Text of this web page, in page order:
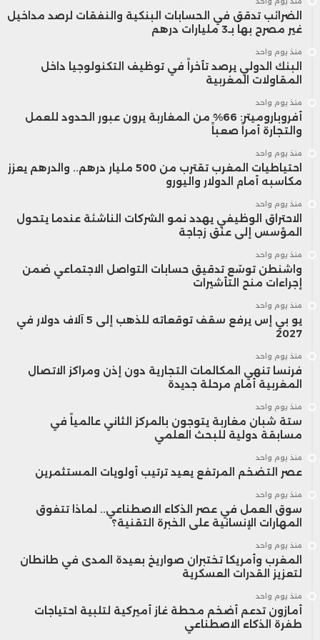
بشكل فوري، فإن استمرار إعادة توجيه الرحلات
بعيدًا عن مناطق النزاع سيزيد الضغط على
ميزانيات الشركات.
بعض الشركات قد تختار تحمل العبء للحفاظ
للمستهلك عبر رفع الأسعار.
أعربت شركة “لوفتهانزا” عن مخاوفها من
احتمال الاضطرار إلى التوقف للتزود بالوقود أو
تبديل الطواقم في حال امتدت مناطق الحظر
الجوي، ما قد يؤدي إلى مزيد من التعقيدات.
ومالياً، تراجعت أسهم كبرى شركات الطيران
الأمريكية بشكل ملحوظ خلال الفترة الممتدة
من 12 إلى 17 يونيو، حيث خسر سهم “جيت بلو”
انخفض سهم “دلتا” 3.2% و”أمريكان إيرلاينز”
3.1%.
في ظل هذه التطورات، تجد شركات الطيران
نفسها أمام واقع جديد يتطلب تخطيطًا أكثر
مرونة وتكلفة، في انتظار عودة الاستقرار إلى
واحد من أهم المعابر الجوية في العالم.
الضرائب تدقق في الحسابات البنكية والنفقات لرصد مداخيل
غير مصرح بها بـ3 مليارات درهم
منذ يوم واحد
البنك الدولي يرصد تأخراً في توظيف التكنولوجيا داخل
المقاولات المغربية
منذ يوم واحد
أفروباروميتر: 66% من المغاربة يرون عبور الحدود للعمل
والتجارة أمراً صعباً
منذ يوم واحد
احتياطيات المغرب تقترب من 500 مليار درهم.. والدرهم يعزز
مكاسبه أمام الدولار واليورو
منذ يوم واحد
الاحتراق الوظيفي يهدد نمو الشركات الناشئة عندما يتحول
المؤسس إلى عنق زجاجة
منذ يوم واحد
واشنطن توسّع تدقيق حسابات التواصل الاجتماعي ضمن
إجراءات منح التأشيرات
منذ يوم واحد
يو بي إس يرفع سقف توقعاته للذهب إلى 5 آلاف دولار في
2027
منذ يوم واحد
فرنسا تنهي المكالمات التجارية دون إذن ومراكز الاتصال
المغربية أمام مرحلة جديدة
منذ يوم واحد
ستة شبان مغاربة يتوجون بالمركز الثاني عالمياً في
مسابقة دولية للبحث العلمي
منذ يوم واحد
عصر التضخم المرتفع يعيد ترتيب أولويات المستثمرين
منذ يوم واحد
سوق العمل في عصر الذكاء الاصطناعي.. لماذا تتفوق
المهارات الإنسانية على الخبرة التقنية؟
منذ يوم واحد
المغرب وأمريكا تختبران صواريخ بعيدة المدى في طانطان
لتعزيز القدرات العسكرية
منذ يوم واحد
أمازون تدعم أضخم محطة غاز أميركية لتلبية احتياجات
طفرة الذكاء الاصطناعي